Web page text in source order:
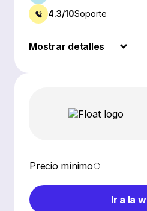
4.3/10Soporte
Mostrar detalles
Precio mínimo
Ir a la